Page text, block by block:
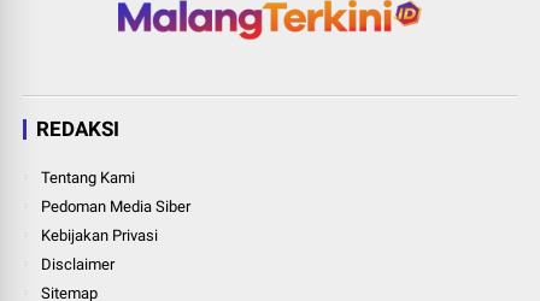
REDAKSI
Tentang Kami
Pedoman Media Siber
Kebijakan Privasi
Disclaimer
Sitemap